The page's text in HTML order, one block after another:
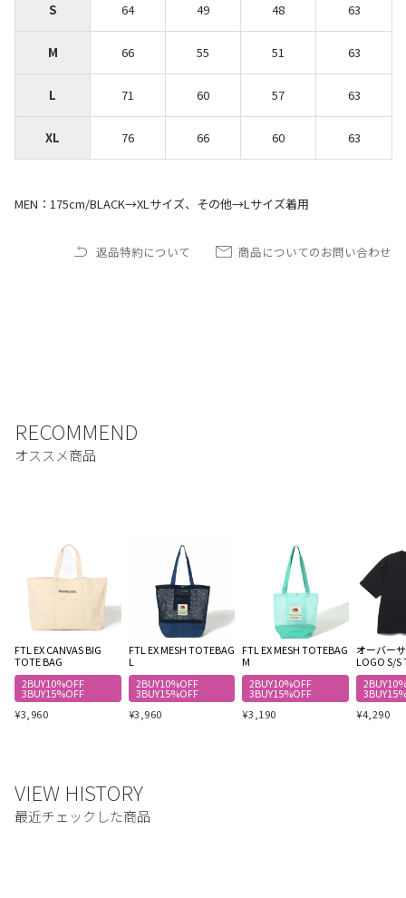
S 64 49 48 63
M 66 55 51 63
L 71 60 57 63
XL 76 66 60 63
MEN：175cm/BLACK→XLサイズ、その他→Lサイズ着用
返品特約について 商品についてのお問い合わせ
FTL EX CANVAS BIG
TOTE BAG
2BUY10%OFF
3BUY15%OFF
¥3,960
FTL EX MESH TOTEBAG
L
2BUY10%OFF
3BUY15%OFF
¥3,960
FTL EX MESH TOTEBAG
M
2BUY10%OFF
3BUY15%OFF
¥3,190
オーバー
LOGO S/S
¥4,290